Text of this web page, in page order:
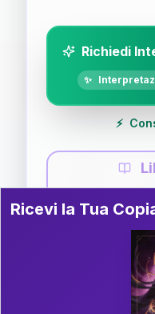
Richiedi
✨
⚡
Guida
Il libro è in fase di
per
Ricevi la Tua Copia
Ricevi la Tua